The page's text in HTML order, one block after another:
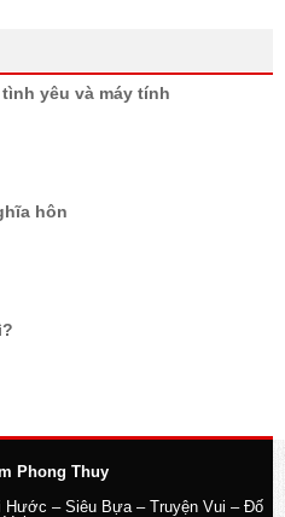
yêu và máy tính
hôn
Hước – Siêu Bựa – Truyện Vui – Đố